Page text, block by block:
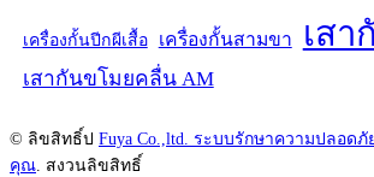
เครื่องกั้นปีกผีเสื้อ เครื่องกั้นสามขา เสา
เสากันขโมยคลื่น AM
© ลิขสิทธิ์ป Fuya Co.,ltd. ระบบรักษาความปลอด
คุณ . สงวนลิขสิทธิ์